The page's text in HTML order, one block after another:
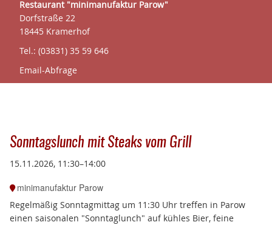
Restaurant "minimanufaktur Parow"
Dorfstraße 22
18445 Kramerhof
Tel.: (03831) 35 59 646
Email-Abfrage
Sonntagslunch mit Steaks vom Grill
15.11.2026, 11:30–14:00
minimanufaktur Parow
Regelmäßig Sonntagmittag um 11:30 Uhr treffen in Parow
einen saisonalen "Sonntaglunch" auf kühles Bier, feine